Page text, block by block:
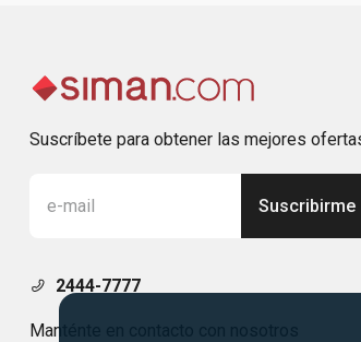
Suscríbete para obtener las mejores
Suscribirme
2444-7777
Manténte en contacto con nosotros